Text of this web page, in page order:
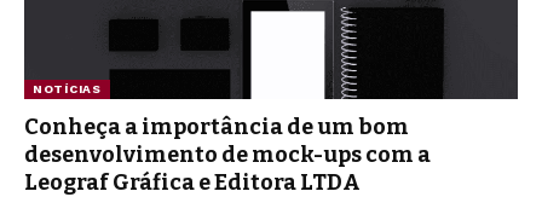
NOTÍCIAS
Conheça a importância de um bom
desenvolvimento de mock-ups com a
Leograf Gráfica e Editora LTDA